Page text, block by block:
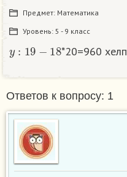
Предмет: Математика
Уровень: 5 - 9 класс
19− *20=960 хелп
Ответов к вопросу: 1